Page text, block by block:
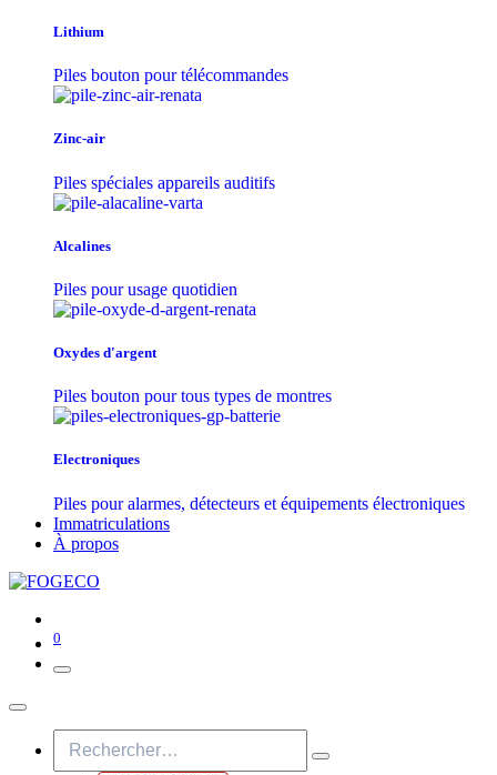
Lithium
Piles bouton pour télécommandes
Zinc-air
Piles spéciales appareils auditifs
Alcalines
Piles pour usage quotidien
Oxydes d'argent
Piles bouton pour tous types de montres
Electroniques
Piles pour alarmes, détecteurs et équipements électroniques
Immatriculations
À propos
0